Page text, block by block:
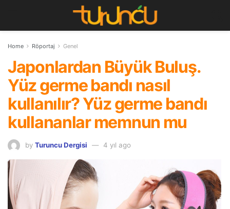
Home Röportaj Genel
Japonlardan Büyük Buluş.
Yüz germe bandı nasıl
kullanılır? Yüz germe bandı
kullananlar memnun mu
by Turuncu Dergisi 4 yıl ago